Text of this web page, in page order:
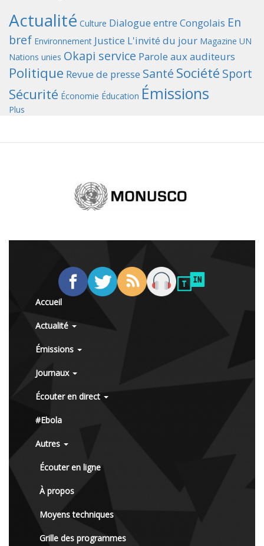
Actualité Culture Dialogue entre Congolais En
bref Environnement Justice L'invité du jour Magazine UN
Nations unies Okapi service Parole aux auditeurs
Politique Revue de presse Santé Société Sport
Sécurité Économie Éducation Émissions
Plus
Accueil
Actualité
Émissions
Journaux
Écouter en direct
#Ebola
Autres
Écouter en ligne
À propos
Moyens techniques
Grille des programmes